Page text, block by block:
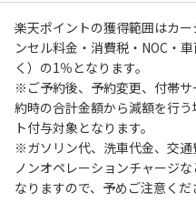
楽天ポイントの獲得範囲はカ
ンセル料金・消費税・NOC・
く）の1％となります。
※ご予約後、予約変更、付帯
約時の合計金額から減額を行
ト付与対象となります。
※ガソリン代、洗車代金、交通
ノンオペレーションチャージ
なりますので、予めご注意くだ